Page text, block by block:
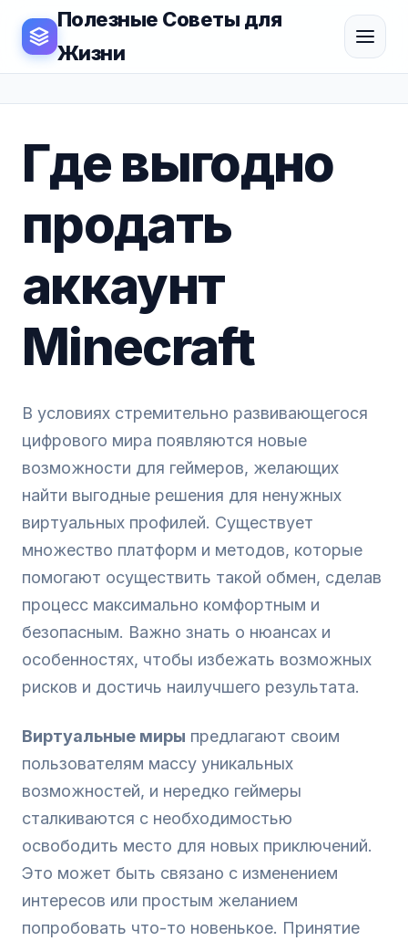
Полезные Советы для
Жизни
Где выгодно
продать
аккаунт
Minecraft
В условиях стремительно развивающегося
цифрового мира появляются новые
возможности для геймеров, желающих
найти выгодные решения для ненужных
виртуальных профилей. Существует
множество платформ и методов, которые
помогают осуществить такой обмен, сделав
процесс максимально комфортным и
безопасным. Важно знать о нюансах и
особенностях, чтобы избежать возможных
рисков и достичь наилучшего результата.
Виртуальные миры предлагают своим
пользователям массу уникальных
возможностей, и нередко геймеры
сталкиваются с необходимостью
освободить место для новых приключений.
Это может быть связано с изменением
интересов или простым желанием
попробовать что-то новенькое. Принятие